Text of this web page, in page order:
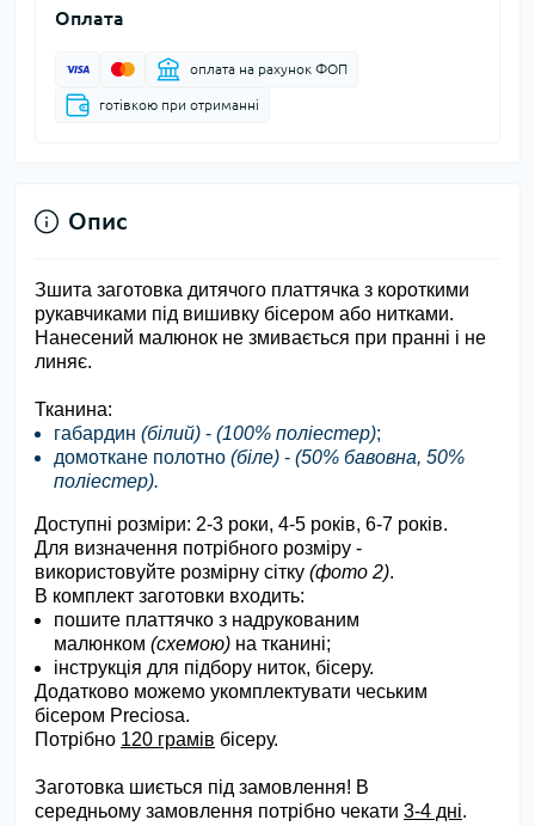
Оплата
оплата на рахунок ФОП
готівкою при отриманні
Опис
Зшита заготовка дитячого платтячка з короткими
рукавчиками під вишивку бісером або нитками.
Нанесений малюнок не змивається при пранні і не
линяє.
Тканина:
габардин (білий) - (100% поліестер);
домоткане полотно (біле) - (50% бавовна, 50%
поліестер).
Доступні розміри: 2-3 роки, 4-5 років, 6-7 років.
​Для визначення потрібного розміру -
використовуйте розмірну сітку (фото 2).
В комплект заготовки входить:
пошите платтячко з надрукованим
малюнком (схемою) на тканині;
інструкція для підбору ниток, бісеру.
Додатково можемо укомплектувати чеським
бісером Preciosa.
Потрібно 120 грамів бісеру.
Заготовка шиється під замовлення! В
середньому замовлення потрібно чекати 3-4 дні.